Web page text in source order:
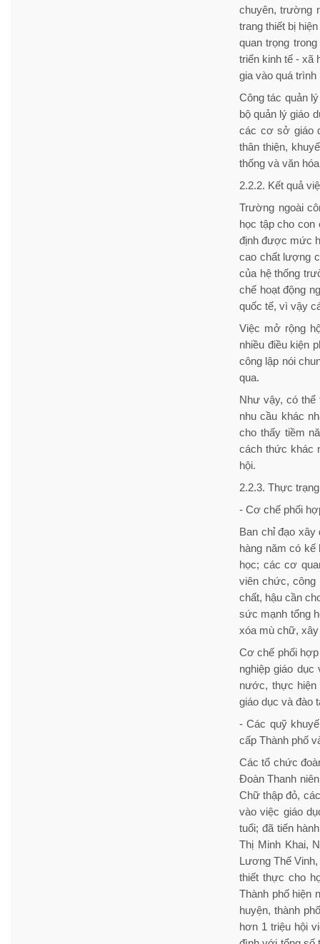
chuyên, trường
trang thiết bị
quan trọng
triển kinh tế - xã
gia vào quá trình
Công tác quản
bộ quản lý giáo
các cơ sở giáo
thân thiện,
thống và văn
2.2.2. Kết quả
Trường ngoài
học tập cho con
định được mức
cao chất lượng
của hệ thống
chế hoạt động
quốc tế, vì vậy
Việc mở rộng
nhiều điều kiện
công lập nói
qua.
Như vậy, có
nhu cầu khác
cho thấy tiềm
cách thức khác
hội.
2.2.3. Thực
- Cơ chế phối
Ban chỉ đạo
hàng năm có
học; các cơ
viên chức, công
chất, hậu cần
sức mạnh tổng
xóa mù chữ,
Cơ chế phối
nghiệp giáo
nước, thực
giáo dục và đào
- Các quỹ
cấp Thành phố
Các tổ chức
Đoàn Thanh
Chữ thập đỏ,
vào việc giáo
tuổi; đã tiến
Thị Minh Khai,
Lương Thế
thiết thực cho
Thành phố hiện
huyện, thành
hơn 1 triệu hội